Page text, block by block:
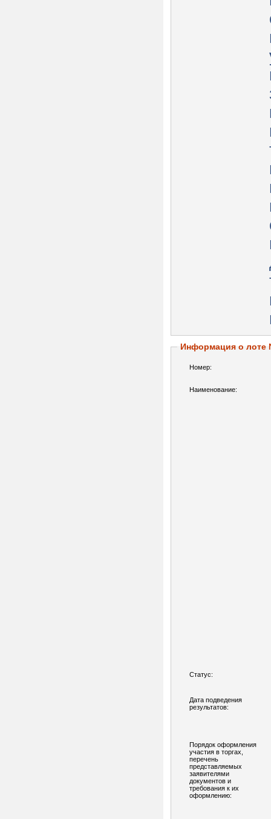
Информация о лоте
Номер:
Наименование:
Статус:
Дата подведения
результатов:
Порядок оформления
участия в торгах,
перечень
представляемых
заявителями
документов и
требования к их
оформлению: